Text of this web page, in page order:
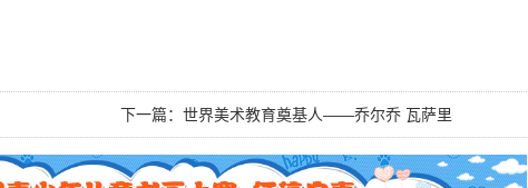
下一篇：世界美术教育奠基人——乔尔乔 瓦萨里